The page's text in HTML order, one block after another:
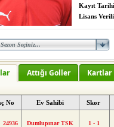
Kayıt Tarihi
Lisans
Attığı Goller Kartlar
No Ev Sahibi Skor
24936 Dumlupınar TSK 1 - 1